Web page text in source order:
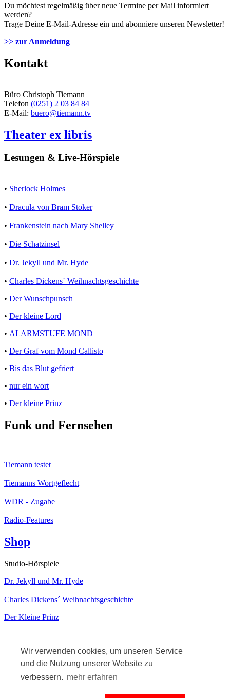
Wir verwenden cookies, um unseren Service
und die Nutzung unserer Website zu
verbessern. mehr erfahren
Du möchtest regelmäßig über neue Termine per Mail informiert
werden?
Trage Deine E-Mail-Adresse ein und abonniere unseren Newsletter!
>> zur Anmeldung
Kontakt
Büro Christoph Tiemann
Telefon (0251) 2 03 84 84
E-Mail: buero@tiemann.tv
Theater ex libris
Lesungen & Live-Hörspiele
• Sherlock Holmes
• Dracula von Bram Stoker
• Frankenstein nach Mary Shelley
• Die Schatzinsel
• Dr. Jekyll und Mr. Hyde
• Charles Dickens´ Weihnachtsgeschichte
• Der Wunschpunsch
• Der kleine Lord
• ALARMSTUFE MOND
• Der Graf vom Mond Callisto
• Bis das Blut gefriert
• nur ein wort
• Der kleine Prinz
Funk und Fernsehen
Tiemann testet
Tiemanns Wortgeflecht
WDR - Zugabe
Radio-Features
Shop
Studio-Hörspiele
Dr. Jekyll und Mr. Hyde
Charles Dickens´ Weihnachtsgeschichte
Der Kleine Prinz
Solo-Kabarett